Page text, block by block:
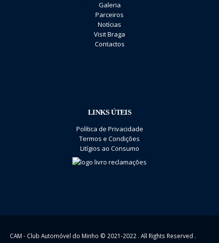
Galeria
Parceiros
Notícias
Visit Braga
Contactos
LINKS ÚTEIS
Política de Privacidade
Termos e Condições
Litígios ao Consumo
CAM - Club Automóvel do Minho © 2021-2022 . All Rights Reserved .